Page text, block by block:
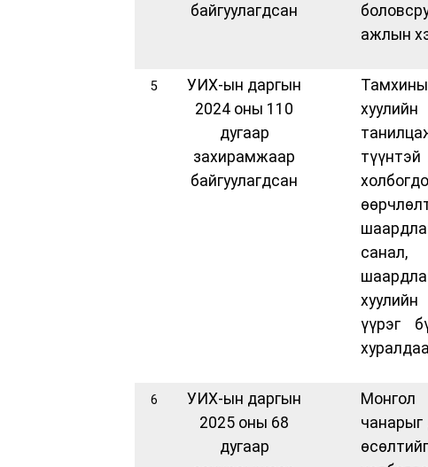
байгуулагдсан
ажлын
5
УИХ-ын даргын
2024 оны 110
дугаар
захирамжаар
байгуулагдсан
үүрэг
6
УИХ-ын даргын
2025 оны 68
дугаар